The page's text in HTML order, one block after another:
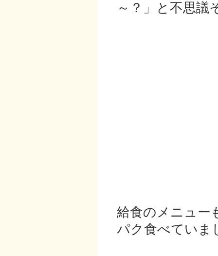
～？」と不思議
給食のメニュー
パク食べていま